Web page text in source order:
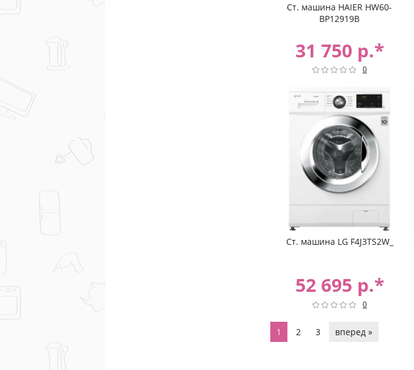
Ст. машина HAIER HW60-
BP12919B
31 750 р.*
0
Ст. машина LG F4J3TS2W_
52 695 р.*
0
1 2 3 вперед »